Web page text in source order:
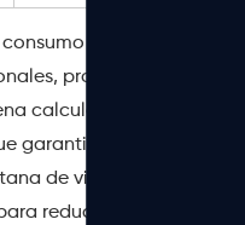
variables
procesos
calcular una
garantice la rotación
de vida útil sellada.
reducir el costo